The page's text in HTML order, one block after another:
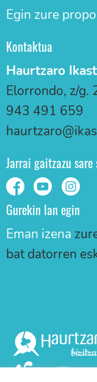
Egin zure
Kontaktua
Haurtzaro
Elorrondo, z/g.
943 491 659
Jarrai gaitzazu
Gurekin lan egin
Eman izena
bat datorren